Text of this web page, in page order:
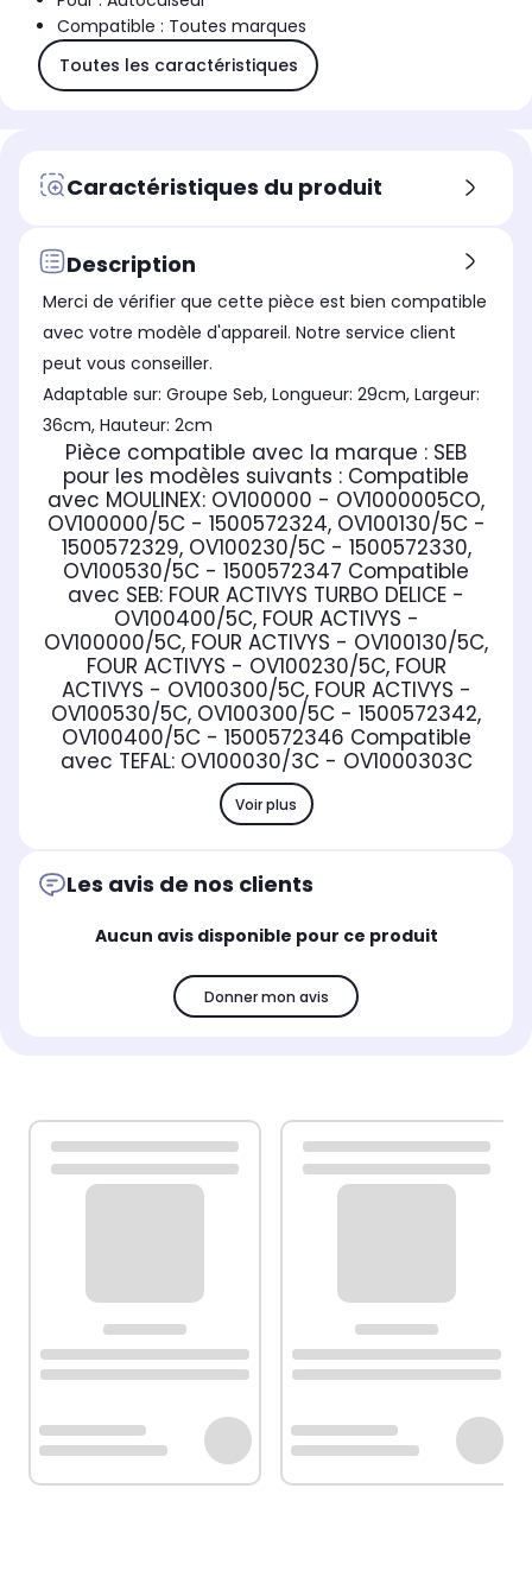
Compatible : Toutes marques
Toutes les caractéristiques
Caractéristiques du produit
Description
Merci de vérifier que cette pièce est bien compatible
avec votre modèle d'appareil. Notre service client
peut vous conseiller.
Adaptable sur: Groupe Seb, Longueur: 29cm, Largeur:
36cm, Hauteur: 2cm
Pièce compatible avec la marque : SEB
pour les modèles suivants : Compatible
avec MOULINEX: OV100000 - OV1000005CO,
OV100000/5C - 1500572324, OV100130/5C -
1500572329, OV100230/5C - 1500572330,
OV100530/5C - 1500572347
avec SEB: FOUR ACTIVYS TURBO DELICE -
OV100400/5C, FOUR ACTIVYS -
OV100000/5C, FOUR ACTIVYS - OV100130/5C,
FOUR ACTIVYS - OV100230/5C, FOUR
ACTIVYS - OV100300/5C, FOUR ACTIVYS -
OV100530/5C, OV100300/5C - 1500572342,
OV100400/5C - 1500572346
avec TEFAL: OV100030/3C - OV1000303C
Voir plus
Les avis de nos clients
Aucun avis disponible pour ce produit
Donner mon avis